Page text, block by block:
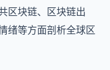
区块链、区块链出
绪等方面剖析全球区